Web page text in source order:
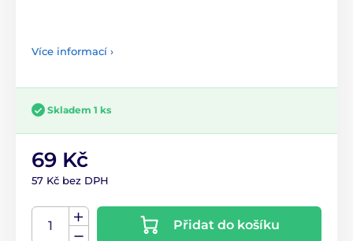
Více informací ›
Skladem 1 ks
69 Kč
57 Kč bez DPH
Přidat do košíku